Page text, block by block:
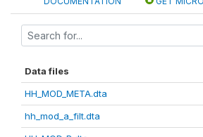
Data files
HH_MOD_META.dta
hh_mod_a_filt.dta